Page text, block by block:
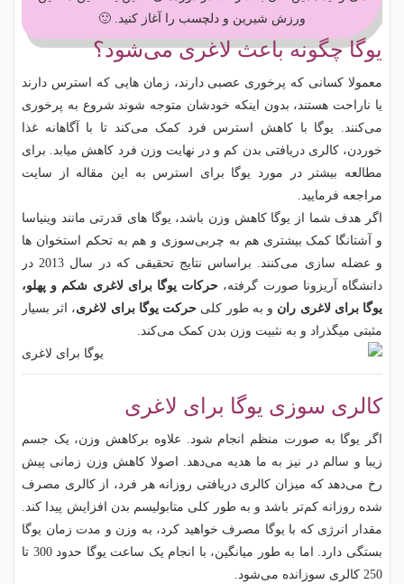
ورزش شیرین و دلچسب را آغاز کنید. 🙂
یوگا چگونه باعث لاغری می‌شود؟
معمولا کسانی که پرخوری عصبی دارند، زمان هایی که استرس دارند
یا ناراحت هستند، بدون اینکه خودشان متوجه شوند شروع به پرخوری
می‌کنند. یوگا با کاهش استرس فرد کمک می‌کند تا با آگاهانه غذا
خوردن، کالری دریافتی بدن کم و در نهایت وزن فرد کاهش میابد. برای
مطالعه بیشتر در مورد یوگا برای استرس به این مقاله از سایت
مراجعه فرمایید.
اگر هدف شما از یوگا کاهش وزن باشد، یوگا های قدرتی مانند وینیاسا
و آشتانگا کمک بیشتری هم به چربی‌سوزی و هم به تحکم استخوان ها
و عضله سازی می‌کنند. براساس نتایج تحقیقی که در سال 2013 در
دانشگاه آریزونا صورت گرفته، حرکات یوگا برای لاغری شکم و پهلو،
یوگا برای لاغری ران و به طور کلی حرکتیوگا برای لاغری، اثر بسیار
مثبتی میگذراد و به نثبیت وزن بدن کمک می‌کند.
کالری سوزی یوگا برای لاغری
اگر یوگا به صورت منظم انجام شود. علاوه برکاهش وزن، یک جسم
زیبا و سالم در نیز به ما هدیه می‌دهد. اصولا کاهش وزن زمانی پیش
رخ می‌دهد که میزان کالری دریافتی روزانه هر فرد، از کالری مصرف
شده روزانه کم‌تر باشد و به طور کلی متابولیسم بدن افزایش پیدا کند.
مقدار انرژی که با یوگا مصرف خواهید کرد، به وزن و مدت زمان یوگا
بستگی دارد. اما به طور میانگین، با انجام یک ساعت یوگا حدود 300 تا
250 کالری سوزانده می‌شود.